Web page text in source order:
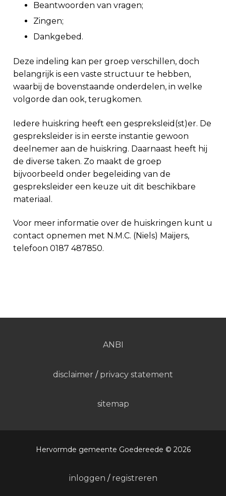
Beantwoorden van vragen;
Zingen;
Dankgebed.
Deze indeling kan per groep verschillen, doch
belangrijk is een vaste structuur te hebben,
waarbij de bovenstaande onderdelen, in welke
volgorde dan ook, terugkomen.
Iedere huiskring heeft een gespreksleid(st)er. De
gespreksleider is in eerste instantie gewoon
deelnemer aan de huiskring. Daarnaast heeft hij
de diverse taken. Zo maakt de groep
bijvoorbeeld onder begeleiding van de
gespreksleider een keuze uit dit beschikbare
materiaal.
Voor meer informatie over de huiskringen kunt u
contact opnemen met N.M.C. (Niels) Maijers,
telefoon 0187 487850.
ANBI
disclaimer / privacy statement
sitemap
Hervormde gemeente Goedereede © 2026
inloggen / registreren